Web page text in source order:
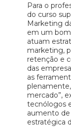
Para o
do curso
Marketing
em um
atuam
marketing,
retenção e
das
as
mercado”,
tecnólogos
aumento de
estratégica